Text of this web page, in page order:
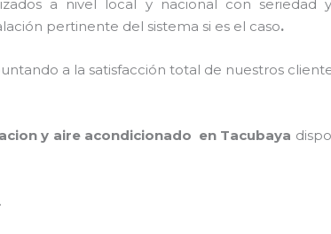
a nivel local y nacional con seriedad
pertinente del sistema si es el caso.
a la satisfacción total de nuestros
y aire acondicionado en Tacubaya